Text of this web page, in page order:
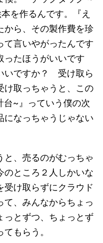
を作るんです。『え
から、その製作費を珍
て言いやがったんです
ったほうがいいです
いですか？ 受け取ら
け取っちゃうと、この
台~』っていう僕の次
になっちゃうじゃない
、売るのがむっちゃ
のところ２人しかいな
受け取らずにクラウド
て、みんなからちょっ
っとずつ、ちょっとず
もらう。